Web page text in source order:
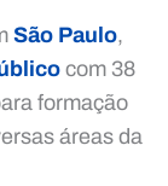
São Paulo,
com 38
formação
áreas da